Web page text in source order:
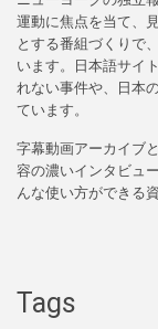
運動に焦点を当て、
とする番組づくりで
います。日本語サイ
れない事件や、日本
ています。
字幕動画アーカイブ
容の濃いインタビュ
んな使い方ができる
Tags